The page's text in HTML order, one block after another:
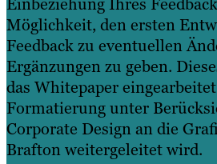
Möglichkeit, den ersten
Feedback zu eventuellen
Ergänzungen zu geben.
das Whitepaper
Formatierung unter
Corporate Design an die
Brafton weitergeleitet wird.